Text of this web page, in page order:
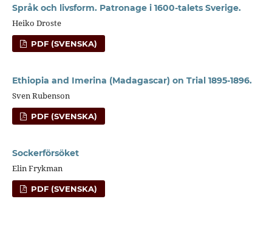
Språk och livsform. Patronage i 1600-talets Sverige.
Heiko Droste
PDF (SVENSKA)
Ethiopia and Imerina (Madagascar) on Trial 1895-1896.
Sven Rubenson
PDF (SVENSKA)
Sockerförsöket
Elin Frykman
PDF (SVENSKA)